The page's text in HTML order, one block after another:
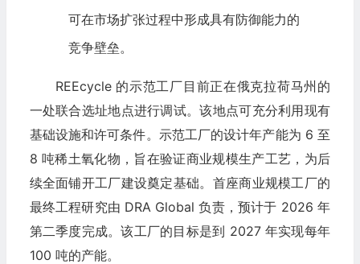
可在市场扩张过程中形成具有防御能力的
竞争壁垒。
REEcycle 的示范工厂目前正在俄克拉荷马州的
一处联合选址地点进行调试。该地点可充分利用现有
基础设施和许可条件。示范工厂的设计年产能为 6 至
8 吨稀土氧化物，旨在验证商业规模生产工艺，为后
续全面铺开工厂建设奠定基础。首座商业规模工厂的
最终工程研究由 DRA Global 负责，预计于 2026 年
第二季度完成。该工厂的目标是到 2027 年实现每年
100 吨的产能。